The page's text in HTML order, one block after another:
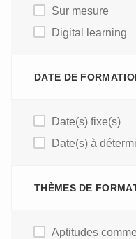
Sur mesure
Digital learning
DATE DE
Date(s) fixe(s)
Date(s) à
THÈMES DE
Aptitudes